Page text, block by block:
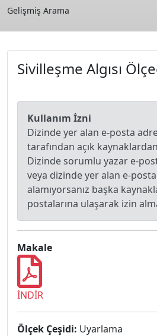
Gelişmiş Arama
Sivilleşme Algısı
Kullanım İzni
Dizinde yer alan e-posta
tarafından açık
Dizinde sorumlu yazar e-
veya dizinde yer alan e-
alamıyorsanız başka
postalarına ulaşarak izin
Makale
İNDİR
Ölçek Çeşidi: Uyarlama